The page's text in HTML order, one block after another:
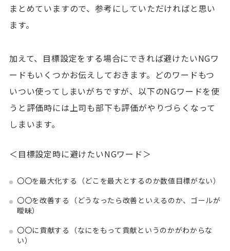
まとめていますので、参考にしていただければと思い
ます。
加えて、目標設定をする場合にできれば避けたいNGワ
ードもいくつかお伝えしておきます。どのワードもつ
いつい使ってしまいがちですが、以下のNGワードを使
うと評価時には上司も部下も評価がやりづらくなって
しまいます。
＜目標設定時に避けたいNGワード＞
〇〇を最大化する（どこを最大とするのか数値目標がない）
〇〇を改善する（どうなったら改善といえるのか、ゴールが
曖昧）
〇〇に貢献する（なにをもって貢献というのかがわからな
い）